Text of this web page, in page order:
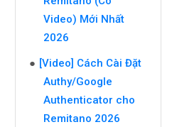
Video) Mới Nhất
2026
[Video] Cách Cài Đặt
Authy/Google
Authenticator cho
Remitano 2026